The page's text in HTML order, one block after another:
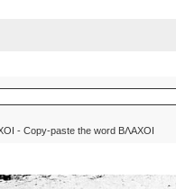
- Copy-paste the word ΒΛΑΧΟΙ